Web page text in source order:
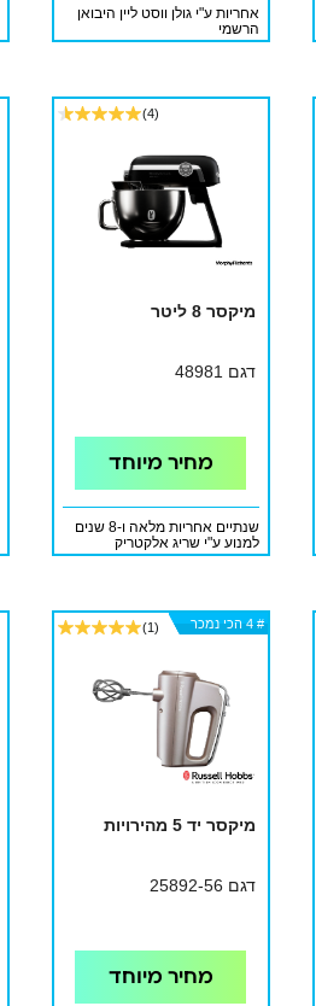
אחריות ע"י גולן ווסט ליין היבואן
הרשמי
(4)
מיקסר 8 ליטר
דגם 48981
מחיר מיוחד
שנתיים אחריות מלאה ו-8 שנים
למנוע ע"י שריג אלקטריק
# 4 הכי נמכר
# 4 הכי נמכר
# 4 הכי נמכר (1)
מיקסר יד 5 מהירויות
דגם 25892-56
מחיר מיוחד